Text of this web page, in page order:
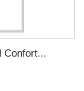
Confort...